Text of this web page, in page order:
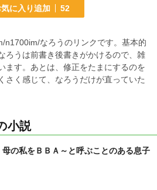
気に入り追加 52
n1700im/なろうのリンクです。基本的
ろうは前書き後書きがかけるので、雑
ます。あとは、修正をたまにするのを
さく感じて、なろうだけが直っていた
小説
の私をＢＢＡ～と呼ぶことのある息子